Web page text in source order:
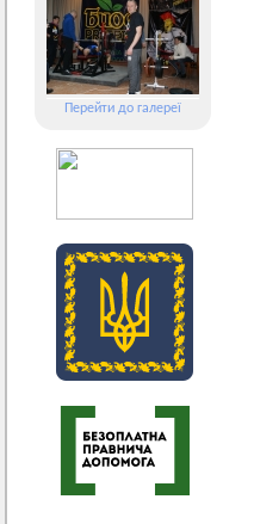
Перейти до галереї